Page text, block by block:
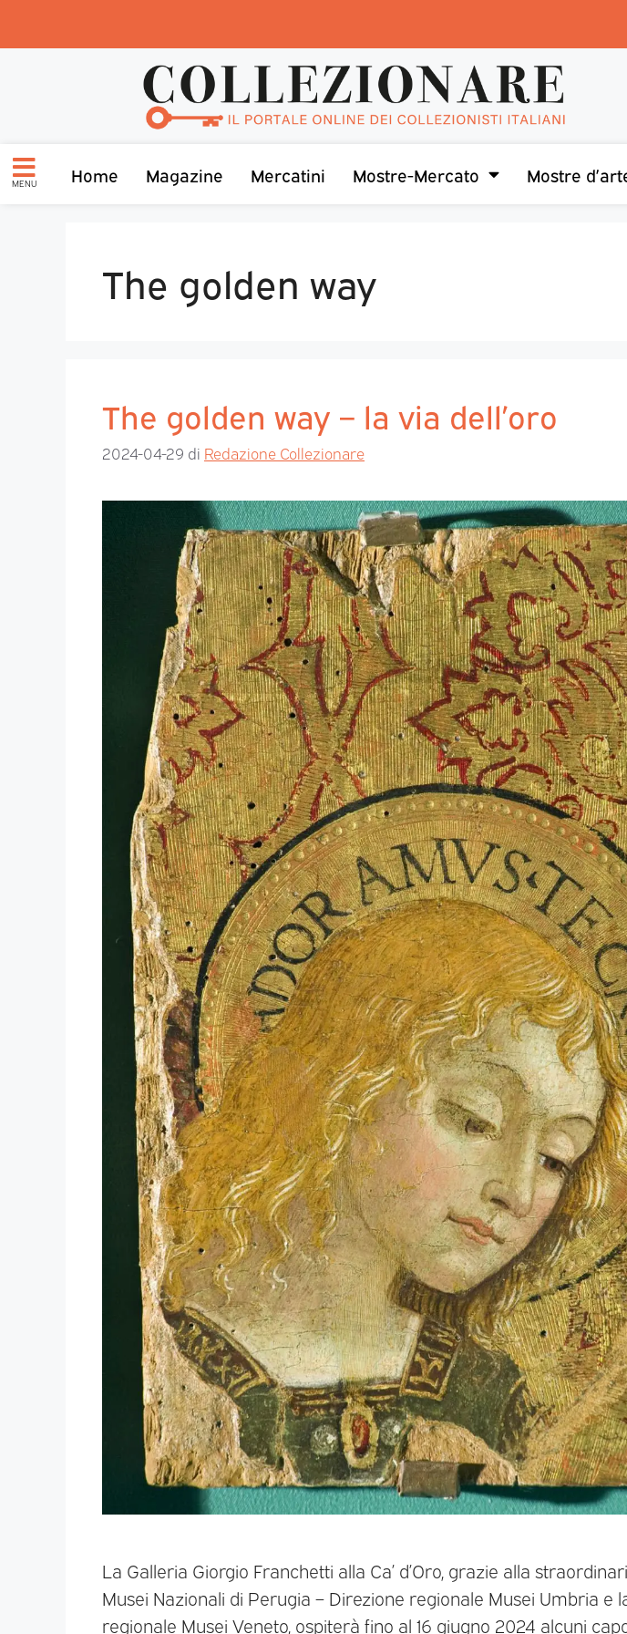
MENU Home Magazine Mercatini Mostre-Mercato Mostre
The golden way
The golden way – la via dell’oro
2024-04-29 di Redazione Collezionare
La Galleria Giorgio Franchetti alla Ca’ d’Oro, grazie alla
Musei Nazionali di Perugia – Direzione regionale Musei Umbria e
regionale Musei Veneto, ospiterà fino al 16 giugno 2024 alcuni